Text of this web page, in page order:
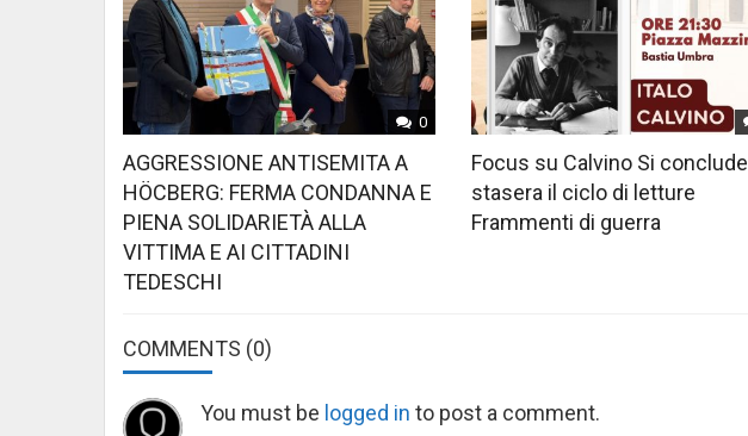
0
AGGRESSIONE ANTISEMITA A
HÖCBERG: FERMA CONDANNA E
PIENA SOLIDARIETÀ ALLA
VITTIMA E AI CITTADINI
TEDESCHI
Focus su Calvino Si conclude
stasera il ciclo di letture
Frammenti di guerra
COMMENTS (0)
You must be logged in to post a comment.